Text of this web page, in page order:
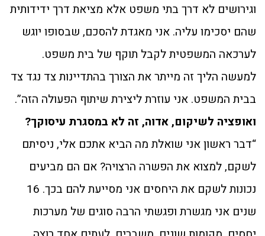
וגירושים לא דרך בתי משפט אלא מציאת דרך ידידותית
שהם יסכימו עליה. אני מאגדת להסכם, שבסופו יוגש
לערכאה המשפטית לקבל תוקף של בית משפט.
למעשה הליך זה מייתר את הצורך בהתדיינות צד נגד צד
בבית המשפט. אני עוזרת ליצירת שיתוף הפעולה הזה”.
ואופציה לשיקום, אדוה, זה לא במסגרת עיסוקך?
“דבר ראשון אני שואלת מה הביא אתכם אלי, ניסיתם
לשקם, למצוא את הפשרה הרצויה? אם הם מביעים
נכונות לשקם את היחסים אני מסייעת להם בכך. 16
שנים אני מגשרת ופגשתי הרבה סוגים של מערכות